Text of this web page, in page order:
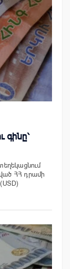
գինը՝
ՀՀ դրամի